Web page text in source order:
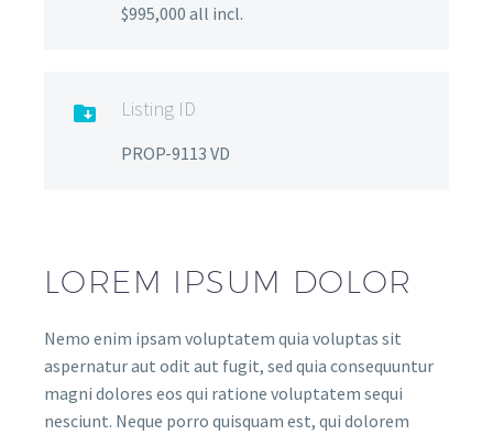
$995,000 all incl.
 Listing ID
PROP-9113 VD
LOREM IPSUM DOLOR
Nemo enim ipsam voluptatem quia voluptas sit
aspernatur aut odit aut fugit, sed quia consequuntur
magni dolores eos qui ratione voluptatem sequi
nesciunt. Neque porro quisquam est, qui dolorem